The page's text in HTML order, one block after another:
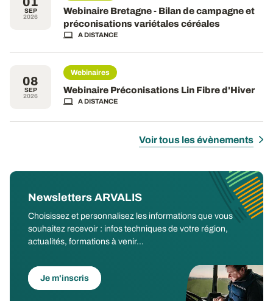
SEP
2026
Webinaire Bretagne - Bilan de campagne et
préconisations variétales céréales
A DISTANCE
08
SEP
2026
Webinaires
Webinaire Préconisations Lin Fibre d'Hiver
A DISTANCE
Voir tous les évènements
Newsletters ARVALIS
Choisissez et personnalisez les informations que vous
souhaitez recevoir : infos techniques de votre région,
actualités, formations à venir...
Je m'inscris